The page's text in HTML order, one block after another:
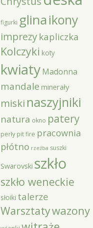
figurki glinaikony
imprezy kapliczka
Kolczyki koty
kwiaty Madonna
mandale minerały
miski naszyjniki
natura okno patery
perły pit fire pracownia
płótno rzeźba suszki
Swarovski szkło
szkło weneckie
słoiki talerze
Warsztatywazony